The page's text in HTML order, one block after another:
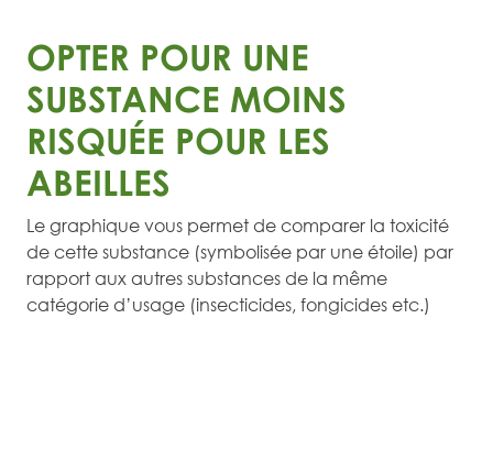
OPTER POUR UNE
SUBSTANCE MOINS
RISQUÉE POUR LES
ABEILLES
Le graphique vous permet de comparer la toxicité
de cette substance (symbolisée par une étoile) par
rapport aux autres substances de la même
catégorie d’usage (insecticides, fongicides etc.)